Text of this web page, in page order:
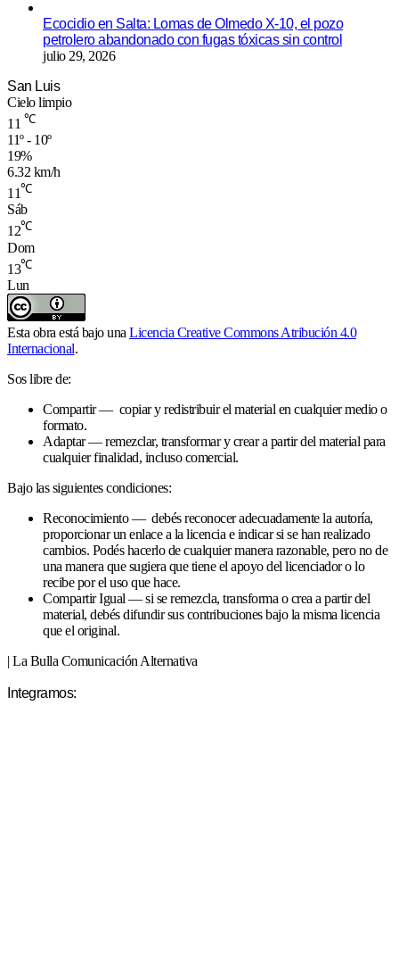
Ecocidio en Salta: Lomas de Olmedo X-10, el pozo
petrolero abandonado con fugas tóxicas sin control
julio 29, 2026
San Luis
Cielo limpio
11 ℃
11º - 10º
19%
6.32 km/h
11℃
Sáb
12℃
Dom
13℃
Lun
Esta obra está bajo una Licencia Creative Commons Atribución 4.0
Internacional.
Sos libre de:
Compartir — copiar y redistribuir el material en cualquier medio o
formato.
Adaptar — remezclar, transformar y crear a partir del material para
cualquier finalidad, incluso comercial.
Bajo las siguientes condiciones:
Reconocimiento — debés reconocer adecuadamente la autoría,
proporcionar un enlace a la licencia e indicar si se han realizado
cambios. Podés hacerlo de cualquier manera razonable, pero no de
una manera que sugiera que tiene el apoyo del licenciador o lo
recibe por el uso que hace.
Compartir Igual — si se remezcla, transforma o crea a partir del
material, debés difundir sus contribuciones bajo la misma licencia
que el original.
| La Bulla Comunicación Alternativa
Integramos: